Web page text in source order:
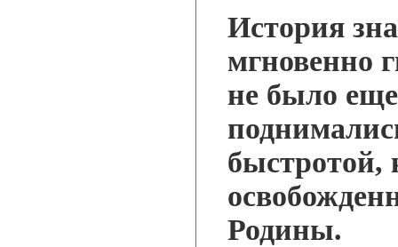
История
мгновенно
не было
быстротой,
Родины.